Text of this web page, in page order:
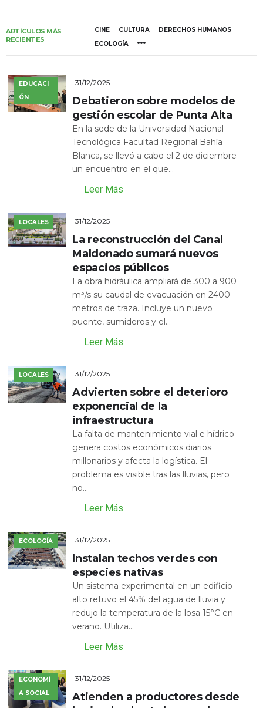
ARTÍCULOS MÁS
RECIENTES
CINE CULTURA
DERECHOS HUMANOS
ECOLOGÍA
EDUCACI
ÓN
31/12/2025
Debatieron sobre modelos de
gestión escolar de Punta Alta
En la sede de la Universidad Nacional
Tecnológica Facultad Regional Bahía
Blanca, se llevó a cabo el 2 de diciembre
un encuentro en el que...
Leer Más
LOCALES 31/12/2025
La reconstrucción del Canal
Maldonado sumará nuevos
espacios públicos
La obra hidráulica ampliará de 300 a 900
m³/s su caudal de evacuación en 2400
metros de traza. Incluye un nuevo
puente, sumideros y el...
Leer Más
LOCALES 31/12/2025
Advierten sobre el deterioro
exponencial de la
infraestructura
La falta de mantenimiento vial e hídrico
genera costos económicos diarios
millonarios y afecta la logística. El
problema es visible tras las lluvias, pero
no...
Leer Más
ECOLOGÍA 31/12/2025
Instalan techos verdes con
especies nativas
Un sistema experimental en un edificio
alto retuvo el 45% del agua de lluvia y
redujo la temperatura de la losa 15°C en
verano. Utiliza...
Leer Más
ECONOMÍ
A SOCIAL
31/12/2025
Atienden a productores desde